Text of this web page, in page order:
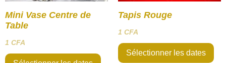
Mini Vase Centre de
Table
1 CFA
Tapis Rouge
1 CFA
Sélectionner les dates